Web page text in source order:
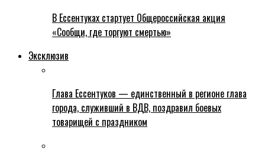
В Ессентуках стартует Общероссийская акция
«Сообщи, где торгуют смертью»
Эксклюзив
Глава Ессентуков — единственный в регионе глава
города, служивший в ВДВ, поздравил боевых
товарищей с праздником